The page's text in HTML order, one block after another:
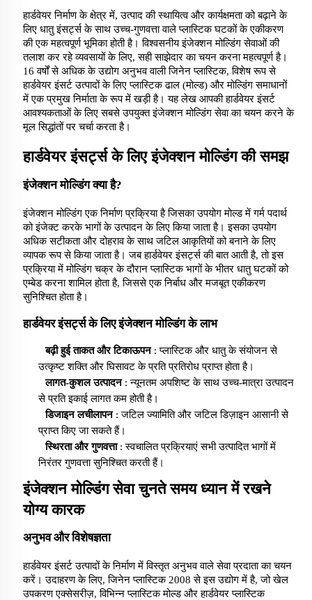
हार्डवेयर निर्माण के क्षेत्र में, उत्पाद की स्थायित्व और कार्यक्षमता को बढ़ाने के
लिए धातु इंसर्ट्स के साथ उच्च-गुणवत्ता वाले प्लास्टिक घटकों के एकीकरण
की एक महत्वपूर्ण भूमिका होती है। विश्वसनीय इंजेक्शन मोल्डिंग सेवाओं की
तलाश कर रहे व्यवसायों के लिए, सही साझेदार का चयन करना महत्वपूर्ण है।
16 वर्षों से अधिक के उद्योग अनुभव वाली जिनेन प्लास्टिक, विशेष रूप से
हार्डवेयर इंसर्ट उत्पादों के लिए प्लास्टिक ढाल (मोल्ड) और मोल्डिंग समाधानों
में एक प्रमुख निर्माता के रूप में खड़ी है। यह लेख आपकी हार्डवेयर इंसर्ट
आवश्यकताओं के लिए सबसे उपयुक्त इंजेक्शन मोल्डिंग सेवा का चयन करने के
मूल सिद्धांतों पर चर्चा करता है।
हार्डवेयर इंसर्ट्स के लिए इंजेक्शन मोल्डिंग की समझ
इंजेक्शन मोल्डिंग क्या है?
इंजेक्शन मोल्डिंग एक निर्माण प्रक्रिया है जिसका उपयोग मोल्ड में गर्म पदार्थ
को इंजेक्ट करके भागों के उत्पादन के लिए किया जाता है। इसका उपयोग
अधिक सटीकता और दोहराव के साथ जटिल आकृतियों को बनाने के लिए
व्यापक रूप से किया जाता है। जब हार्डवेयर इंसर्ट्स की बात आती है, तो इस
प्रक्रिया में मोल्डिंग चक्र के दौरान प्लास्टिक भागों के भीतर धातु घटकों को
एम्बेड करना शामिल होता है, जिससे एक निर्बाध और मजबूत एकीकरण
सुनिश्चित होता है।
हार्डवेयर इंसर्ट्स के लिए इंजेक्शन मोल्डिंग के लाभ
बढ़ी हुई ताकत और टिकाऊपन : प्लास्टिक और धातु के संयोजन से
उत्कृष्ट शक्ति और घिसावट के प्रति प्रतिरोध प्राप्त होता है।
लागत-कुशल उत्पादन : न्यूनतम अपशिष्ट के साथ उच्च-मात्रा उत्पादन
से प्रति इकाई लागत कम होती है।
डिजाइन लचीलापन : जटिल ज्यामिति और जटिल डिज़ाइन आसानी से
प्राप्त किए जा सकते हैं।
स्थिरता और गुणवत्ता: स्वचालित प्रक्रियाएं सभी उत्पादित भागों में
निरंतर गुणवत्ता सुनिश्चित करती हैं।
इंजेक्शन मोल्डिंग सेवा चुनते समय ध्यान में रखने
योग्य कारक
अनुभव और विशेषज्ञता
हार्डवेयर इंसर्ट उत्पादों के निर्माण में विस्तृत अनुभव वाले सेवा प्रदाता का चयन
करें। उदाहरण के लिए, जिनेन प्लास्टिक 2008 से इस उद्योग में है, जो खेल
उपकरण एक्सेसरीज़, विभिन्न प्लास्टिक मोल्ड और हार्डवेयर प्लास्टिक